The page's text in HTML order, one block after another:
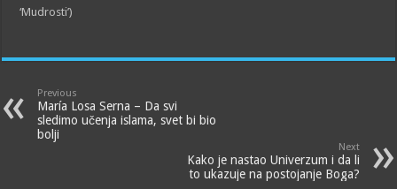
‘Mudrosti’)
Previous
María Losa Serna – Da svi
sledimo učenja islama, svet bi bio
bolji
Next
Kako je nastao Univerzum i da li
to ukazuje na postojanje Boga?